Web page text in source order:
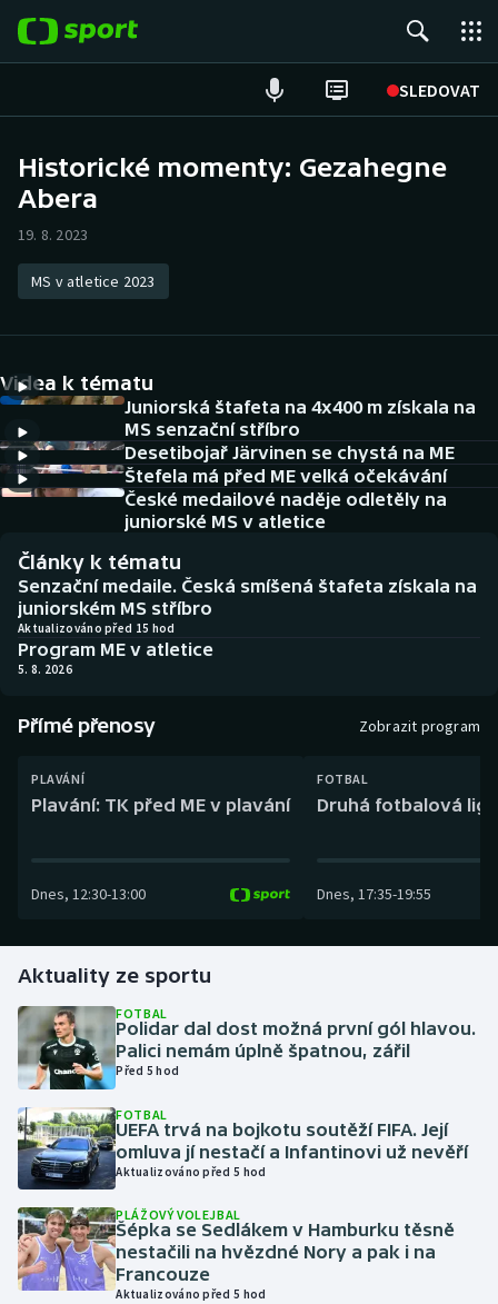
SLEDOVAT
Hokej
Atletika
DALŠÍ SPORTY
Americký fotbal
Baseball a softbal
Basketbal
Biatlon
Boby a skeleton
Box
Curling
Florbal
Futsal
Gymnastika
Jezdectví
Judo
Krasobruslení
NEPŘEHLÉDNĚTE
Historické návraty
Aplikace ČT sport
AZ kvíz
Historické momenty: Gezahegne
Abera
19. 8. 2023
MS v atletice 2023
Videa k tématu
Juniorská štafeta na 4x400 m získala na
MS senzační stříbro
Desetibojař Järvinen se chystá na ME
Štefela má před ME velká očekávání
České medailové naděje odletěly na
juniorské MS v atletice
Články k tématu
Senzační medaile. Česká smíšená štafeta získala na
juniorském MS stříbro
Aktualizováno před 15 hod
Program ME v atletice
5. 8. 2026
Přímé přenosy Zobrazit program
PLAVÁNÍ
Plavání: TK před ME v plavání
Dnes, 12:30-13:00
FOTBAL
Druhá fotbalová
Dnes, 17:35-19:55
Aktuality ze sportu
FOTBAL
Polidar dal dost možná první gól hlavou.
Palici nemám úplně špatnou, zářil
Před 5 hod
FOTBAL
UEFA trvá na bojkotu soutěží FIFA. Její
omluva jí nestačí a Infantinovi už nevěří
Aktualizováno před 5 hod
PLÁŽOVÝ VOLEJBAL
Šépka se Sedlákem v Hamburku těsně
nestačili na hvězdné Nory a pak i na
Francouze
Aktualizováno před 5 hod